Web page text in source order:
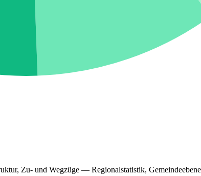
Zu- und Wegzüge — Regionalstatistik,